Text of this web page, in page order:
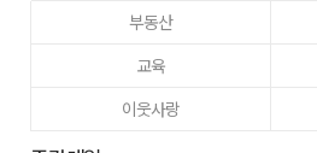
부동산
교육
이웃사랑